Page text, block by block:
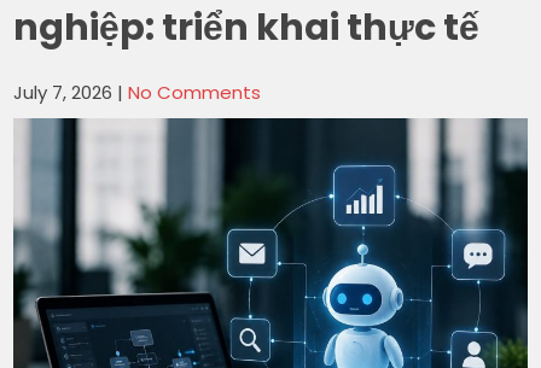
nghiệp: triển khai thực tế
July 7, 2026 |No Comments